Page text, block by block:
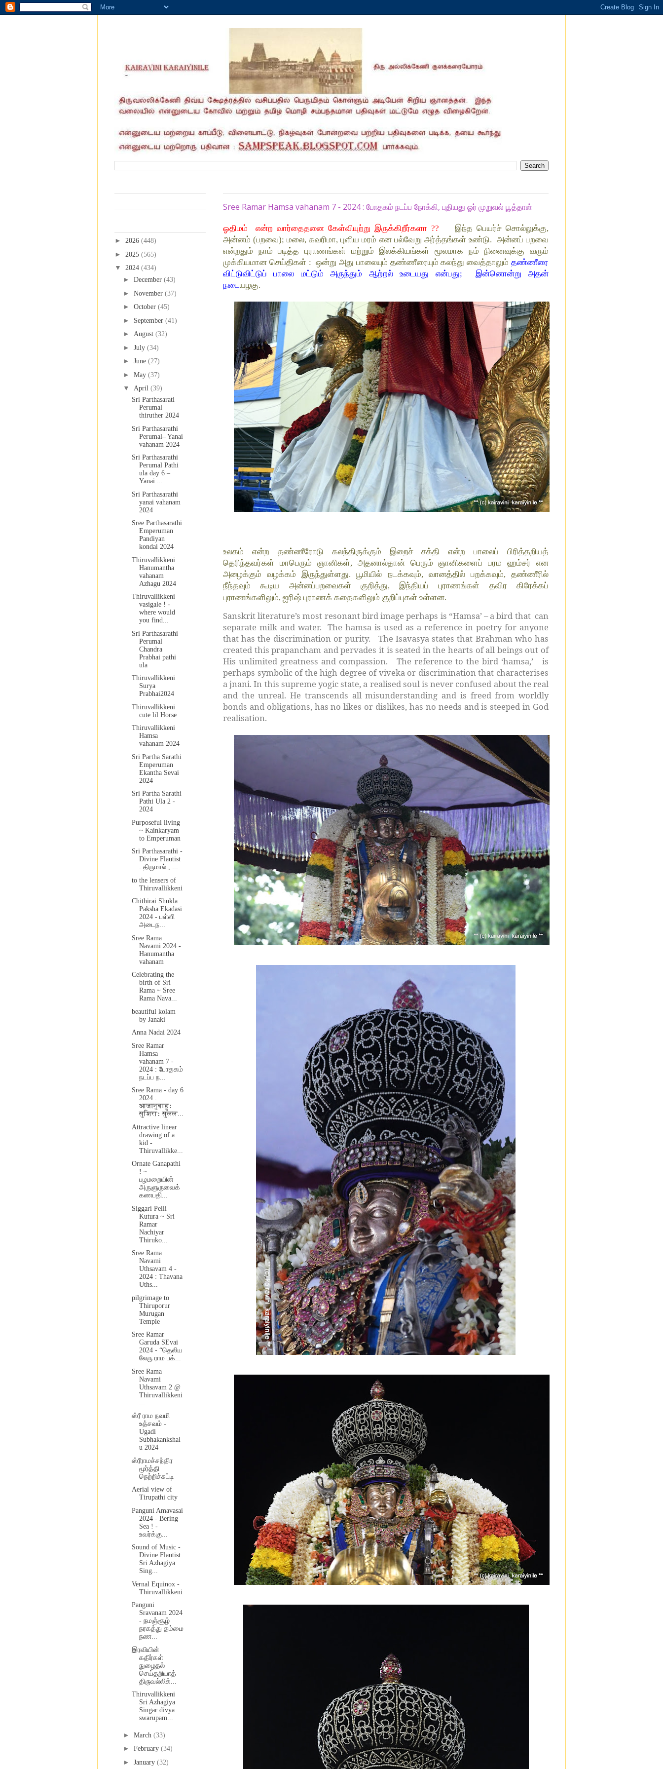
Sree Ramar Hamsa vahanam 7 - 2024 : போதகம் நடப்ப நோக்கி, புதியது ஓர் முறுவல் பூத்தாள்
ஓதிமம் என்ற வார்தைதனை கேள்வியுற்று இருக்கிறீர்களா ??
இந்த பெயர்ச் சொல்லுக்கு,
அன்னம் (பறவை); மலை, கவரிமா, புளிய மரம் என பல்வேறு அர்த்தங்கள் உண்டு. அன்னப் பறவை
என்றதும் நாம் படித்த புராணங்கள் மற்றும் இலக்கியங்கள் மூலமாக நம் நினைவுக்கு வரும்
முக்கியமான செய்திகள் : ஒன்று அது பாலையும் தண்ணீரையும் கலந்து வைத்தாலும் தண்ணீரை
விட்டுவிட்டுப் பாலை மட்டும் அருந்தும் ஆற்றல் உடையது என்பது; இன்னொன்று அதன்
நடையழகு.
உலகம் என்ற தண்ணீரோடு கலந்திருக்கும் இறைச் சக்தி என்ற பாலைப் பிரித்தறியத்
தெரிந்தவர்கள் மாபெரும் ஞானிகள், அதனால்தான் பெரும் ஞானிகளைப் பரம ஹம்சர் என
அழைக்கும் வழக்கம் இருந்துள்ளது. பூமியில் நடக்கவும், வானத்தில் பறக்கவும், தண்ணீரில்
நீந்தவும் கூடிய அன்னப்பறவைகள் குறித்து, இந்தியப் புராணங்கள் தவிர கிரேக்கப்
புராணங்களிலும், ஐரிஷ் புராணக் கதைகளிலும் குறிப்புகள் உள்ளன.
Sanskrit literature’s most resonant bird image perhaps is “Hamsa’ – a bird that can
separate milk and water. The hamsa is used as a reference in poetry for anyone
that has the discrimination or purity. The Isavasya states that Brahman who has
created this prapancham and pervades it is seated in the hearts of all beings out of
His unlimited greatness and compassion. The reference to the bird ‘hamsa,’ is
perhaps symbolic of the high degree of viveka or discrimination that characterises
a jnani. In this supreme yogic state, a realised soul is never confused about the real
and the unreal. He transcends all misunderstanding and is freed from worldly
bonds and obligations, has no likes or dislikes, has no needs and is steeped in God
realisation.
► 2026 (448)
► 2025 (565)
▼ 2024 (434)
► December (43)
► November (37)
► October (45)
► September (41)
► August (32)
► July (34)
► June (27)
► May (37)
▼ April (39)
Sri Parthasarati
Perumal
thiruther 2024
Sri Parthasarathi
Perumal– Yanai
vahanam 2024
Sri Parthasarathi
Perumal Pathi
ula day 6 –
Yanai ...
Sri Parthasarathi
yanai vahanam
2024
Sree Parthasarathi
Emperuman
Pandiyan
kondai 2024
Thiruvallikkeni
Hanumantha
vahanam
Azhagu 2024
Thiruvallikkeni
vasigale ! -
where would
you find...
Sri Parthasarathi
Perumal
Chandra
Prabhai pathi
ula
Thiruvallikkeni
Surya
Prabhai2024
Thiruvallikkeni
cute lil Horse
Thiruvallikkeni
Hamsa
vahanam 2024
Sri Partha Sarathi
Emperuman
Ekantha Sevai
2024
Sri Partha Sarathi
Pathi Ula 2 -
2024
Purposeful living
~ Kainkaryam
to Emperuman
Sri Parthasarathi -
Divine Flautist
: திருமால் , ...
to the lensers of
Thiruvallikkeni
Chithirai Shukla
Paksha Ekadasi
2024 - பள்ளி
அடைந...
Sree Rama
Navami 2024 -
Hanumantha
vahanam
Celebrating the
birth of Sri
Rama ~ Sree
Rama Nava...
beautiful kolam
by Janaki
Anna Nadai 2024
Sree Ramar
Hamsa
vahanam 7 -
2024 : போதகம்
நடப்ப ந...
Sree Rama - day 6
2024 :
आजानुबाहुः
सुशिराः सुलल...
Attractive linear
drawing of a
kid -
Thiruvallikke...
Ornate Ganapathi
! ~
பழமறையின்
அருளுருவைக்
கணபதி...
Siggari Pelli
Kutura ~ Sri
Ramar
Nachiyar
Thiruko...
Sree Rama
Navami
Uthsavam 4 -
2024 : Thavana
Uths...
pilgrimage to
Thiruporur
Murugan
Temple
Sree Ramar
Garuda SEvai
2024 - “தெலிய
லேரு ராம பக்...
Sree Rama
Navami
Uthsavam 2 @
Thiruvallikkeni
ஸ்ரீ ராம நவமி
உத்சவம் -
Ugadi
Subhakankshal
u 2024
ஸ்ரீராமச்சந்திர
மூர்த்தி
நெற்றிச்சுட்டி
Aerial view of
Tirupathi city
Panguni Amavasai
2024 - Bering
Sea ! -
உவர்க்கு...
Sound of Music -
Divine Flautist
Sri Azhagiya
Sing...
Vernal Equinox -
Thiruvallikkeni
Panguni
Sravanam 2024
- நமஞ்சூழ்
நரகத்து தம்மை
நண...
இரவியின்
கதிர்கள்
நுழைதல்
செய்தறியாத்
திருவல்லிக்...
Thiruvallikkeni
Sri Azhagiya
Singar divya
swarupam...
► March (33)
► February (34)
► January (32)